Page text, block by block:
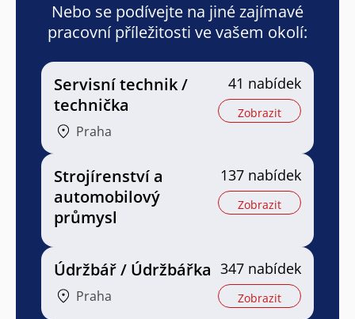
Nebo se podívejte na jiné zajímavé
pracovní příležitosti ve vašem okolí:
Servisní technik /
technička
Praha
41 nabídek
Zobrazit
Strojírenství a
automobilový
průmysl
137 nabídek
Zobrazit
Údržbář / Údržbářka
Praha
347 nabídek
Zobrazit